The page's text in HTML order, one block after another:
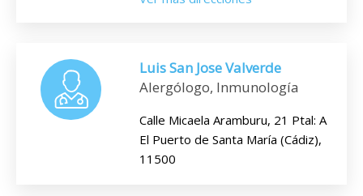
Luis San Jose Valverde
Alergólogo, Inmunología
Calle Micaela Aramburu, 21 Ptal: A
El Puerto de Santa María (Cádiz),
11500